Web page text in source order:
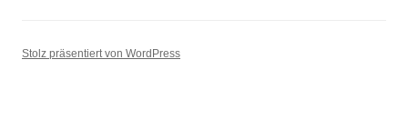
Stolz präsentiert von WordPress